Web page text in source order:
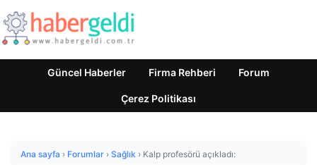
Güncel Haberler Firma Rehberi Forum
Çerez Politikası
Ana sayfa › Forumlar › Sağlık › Kalp profesörü açıkladı: